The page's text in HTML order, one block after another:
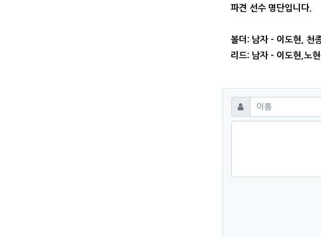
파견 선수 명단입니다.
볼더: 남자 - 이도현, 천
리드: 남자 - 이도현,노
댓글쓰기
이름 필수